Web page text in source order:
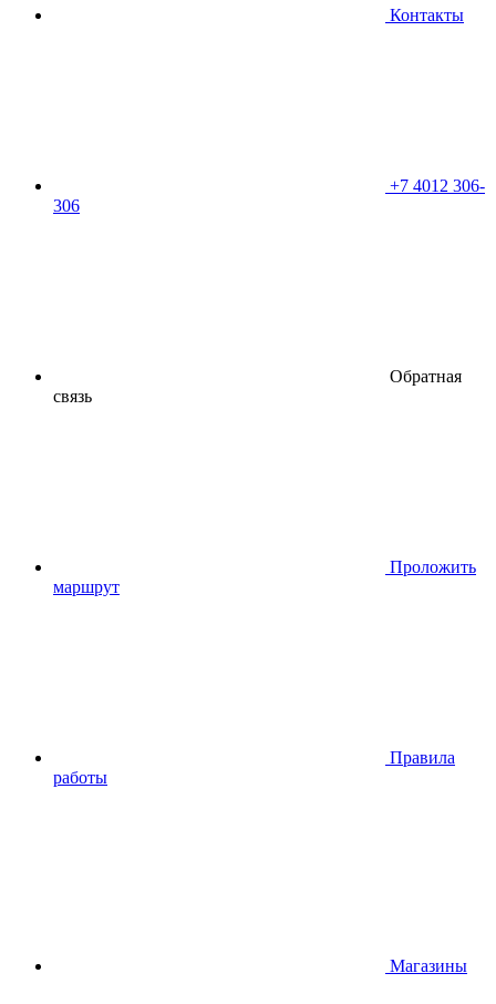
Контакты
+7 4012 306-
306
Обратная
связь
Проложить
маршрут
Правила
работы
Магазины